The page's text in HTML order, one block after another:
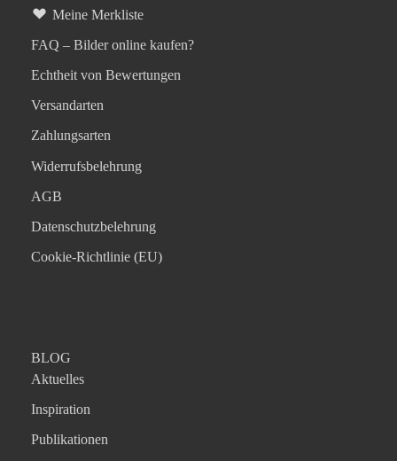
Meine Merkliste
FAQ – Bilder online kaufen?
Echtheit von Bewertungen
Versandarten
Zahlungsarten
Widerrufsbelehrung
AGB
Datenschutzbelehrung
Cookie-Richtlinie (EU)
BLOG
Aktuelles
Inspiration
Publikationen